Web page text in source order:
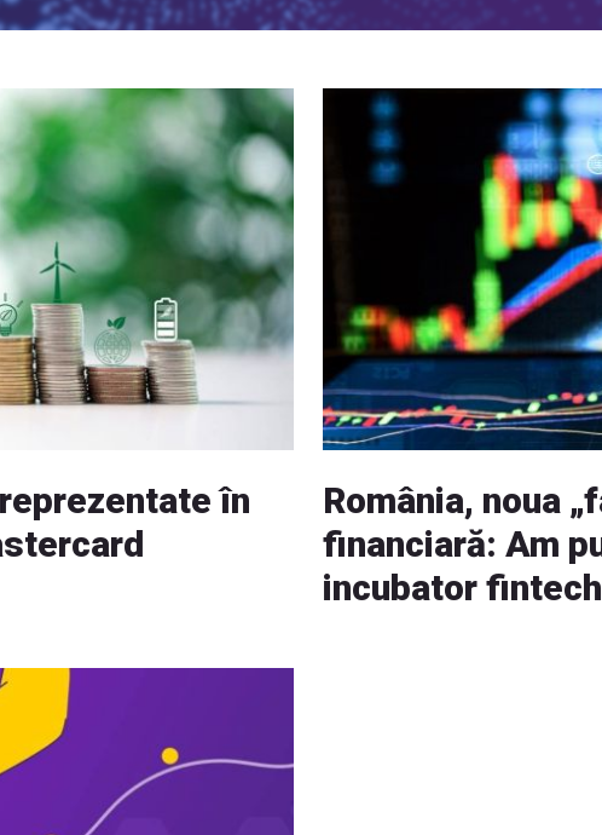
în
România, noua
financiară: Am
incubator